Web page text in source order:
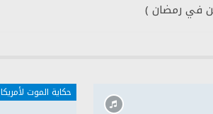
في رمضان )
حكاية الموت لأمريكا